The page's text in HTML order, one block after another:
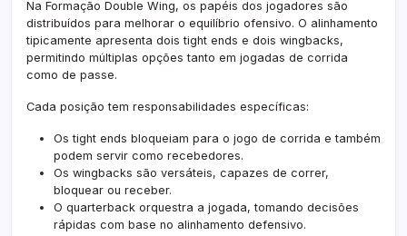
Na Formação Double Wing, os papéis dos jogadores são
distribuídos para melhorar o equilíbrio ofensivo. O alinhamento
tipicamente apresenta dois tight ends e dois wingbacks,
permitindo múltiplas opções tanto em jogadas de corrida
como de passe.
Cada posição tem responsabilidades específicas:
Os tight ends bloqueiam para o jogo de corrida e também
podem servir como recebedores.
Os wingbacks são versáteis, capazes de correr,
bloquear ou receber.
O quarterback orquestra a jogada, tomando decisões
rápidas com base no alinhamento defensivo.